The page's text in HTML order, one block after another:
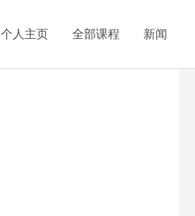
个人主页 全部课程 新闻